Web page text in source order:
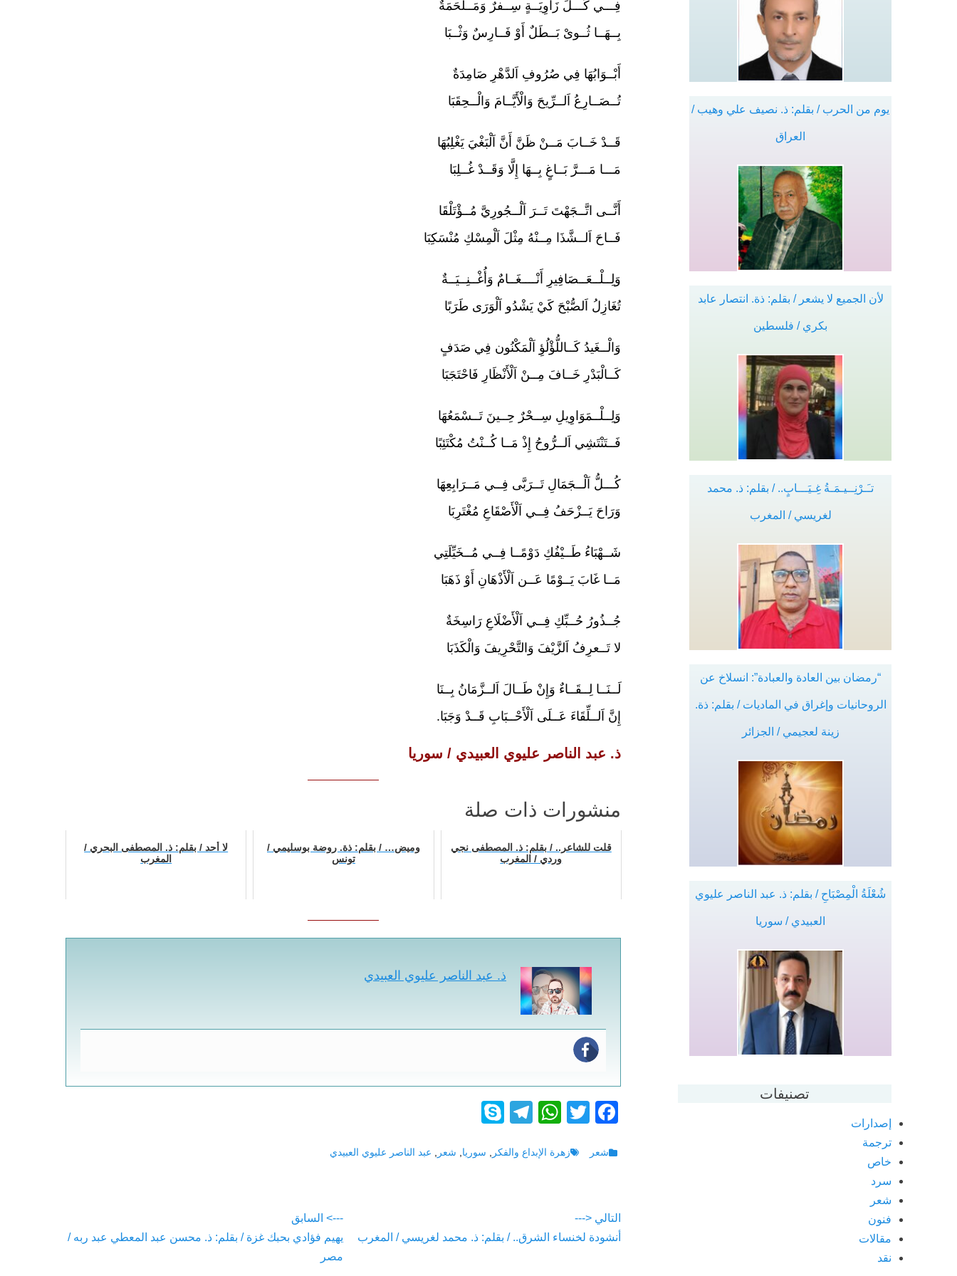
فِـــي كُـــلِّ زَاوِيَــةٍ سِــفرٌ وَمَــلْحَمَةٌ
بِــهَــا ثُــوىْ بَــطَلٌ أَوْ فَــارِسٌ وَثْــبَا
أَبْــوَابُهَا فِي صُرُوفِ اَلدَّهْرِ صَامِدَةٌ
تُــصَــارِعُ اَلــرِّيحَ وَالْأَيَّــامَ وَالْــحِقَبَا
قَــدْ خَــابَ مَــنْ ظَنَّ أَنَّ اَلْبَغْيَ يَغْلِبُهَا
مَـــا مَـــرَّ بَــاغٍ بِــهَا إِلَّا وَقَــدْ غُــلِبَا
أَنَّــى اتَّــجَهْتَ تَــرَ اَلْــجُورِيَّ مُــؤْتَلْقَا
فَــاحَ اَلــشَّذَا مِــنْهُ مِثْلَ اَلْمِسْكِ مُنْسَكِبَا
وَلِــلْــعَــصَافِيرِ أَنْــــغَــامٌ وَأُغْــنِــيَــةٌ
تُغَازِلُ اَلصُّبْحَ كَيْ يَشْدُو اَلْوَرَى طَرَبًا
وَالْــغَيدُ كَــاللُّؤْلُؤِ اَلْمَكْنُون فِي صَدَفٍ
كَــالْبَدْرِ خَــافَ مِــنْ اَلْأَنْظَارِ فَاحْتَجَبَا
وَلِــلْــمَوَاوِيلِ سِــحْرٌ حِــينَ تَــسْمَعُهَا
فَــتَنْتَشِي اَلــرُّوحُ إِذْ مَــا كُــنْتُ مُكْتَئِبًا
كُـــلُّ اَلْــجَمَالِ تَــرَبَّى فِــي مَــرَابِعِهَا
وَرَاحَ يَــزْحَفُ فِــي اَلْأَصْقَاعِ مُغْتَرِبَا
شَــهْبَاءُ طَــيْفُكِ دَوْمًــا فِــي مُــخَيِّلَتِي
مَــا غَابَ يَــوْمًا عَــن اَلْأَذْهَانِ أَوْ ذَهَبَا
جُــذُورُ حُــبِّكِ فِــي اَلْأَضْلَاعِ رَاسِخَةٌ
لا تَــعرِفُ اَلزَّيْفَ وَالتَّحْرِيفَ وَالْكَذَبَا
لَــنَــا لِــقَــاءٌ وَإِنْ طَــالَ اَلــزَّمَانُ بِــنَا
إِنَّ اَلــلِّقَاءَ عَــلَى اَلْأَحْــبَابِ قَــدْ وَجَبَا.
ذ. عبد الناصر عليوي العبيدي / سوريا
منشورات ذات صلة
قلت للشاعر.. / بقلم: ذ. المصطفى نجي
وردي / المغرب
وميض… / بقلم: ذة. روضة بوسليمي /
تونس
لا أحد / بقلم: ذ. المصطفى البحري /
المغرب
ذ. عبد الناصر عليوي العبيدي
F
c
o
o
T
tt
W
at
p
T
e
m
p
Categories
شعر Tagsزهرة الإبداع والفكر سوريا شعر عبد الناصر عليوي العبيدي
تصفّح
المقالات
---> السابق
Previous
post:
يهيم فؤادي بحبك غزة / بقلم: ذ. محسن عبد المعطي عبد ربه /
مصر
التالي <---
Next
أنشودة لخنساء الشرق.. / بقلم: ذ. محمد لغريسي / المغرب
يوم من الحرب / بقلم: ذ. نصيف علي وهيب /
العراق
لأن الجميع لا يشعر / بقلم: ذة. انتصار عابد
بكري / فلسطين
تـَـرْنِــيـمَـةُ غِـيَـــابٍ.. / بقلم: ذ. محمد
لغريسي / المغرب
“رمضان بين العادة والعبادة”: انسلاخ عن
الروحانيات وإغراق في الماديات / بقلم: ذة.
زينة لعجيمي / الجزائر
شُعْلَةُ الْمِصْبَاحِ / بقلم: ذ. عبد الناصر عليوي
العبيدي / سوريا
تصنيفات
إصدارات
ترجمة
خاص
سرد
شعر
فنون
مقالات
نقد